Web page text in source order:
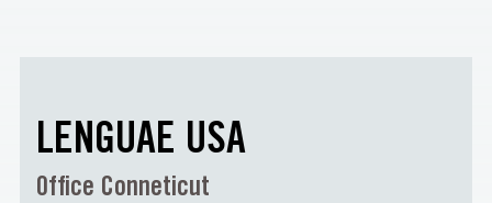
LENGUAE USA
Office Conneticut